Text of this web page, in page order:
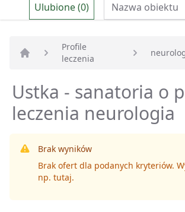
Ulubione (0)
Strona główna
Profile
leczenia
Ustka - sanatoria o
leczenia neurologia
Brak wyników
Brak ofert dla podanych kryteriów.
np. tutaj.